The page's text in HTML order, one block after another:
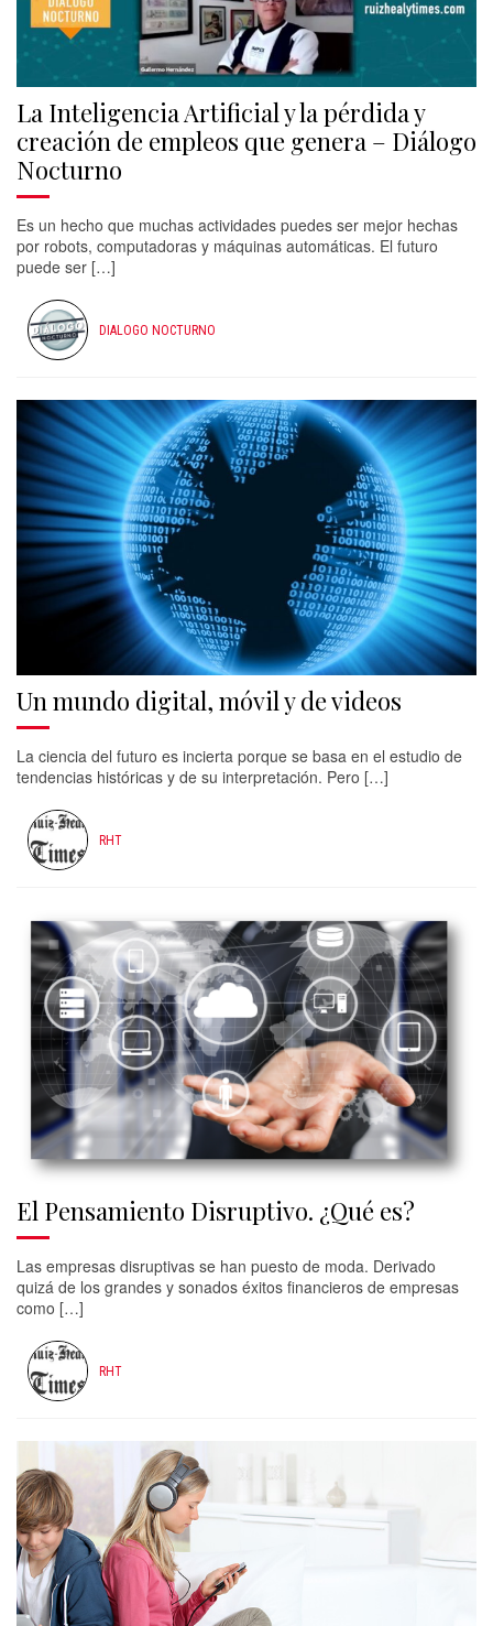
La Inteligencia Artificial y la pérdida y
creación de empleos que genera – Diálogo
Nocturno
Es un hecho que muchas actividades puedes ser mejor hechas
por robots, computadoras y máquinas automáticas. El futuro
puede ser […]
DIALOGO NOCTURNO
Un mundo digital, móvil y de videos
La ciencia del futuro es incierta porque se basa en el estudio de
tendencias históricas y de su interpretación. Pero […]
RHT
El Pensamiento Disruptivo. ¿Qué es?
Las empresas disruptivas se han puesto de moda. Derivado
quizá de los grandes y sonados éxitos financieros de empresas
como […]
RHT